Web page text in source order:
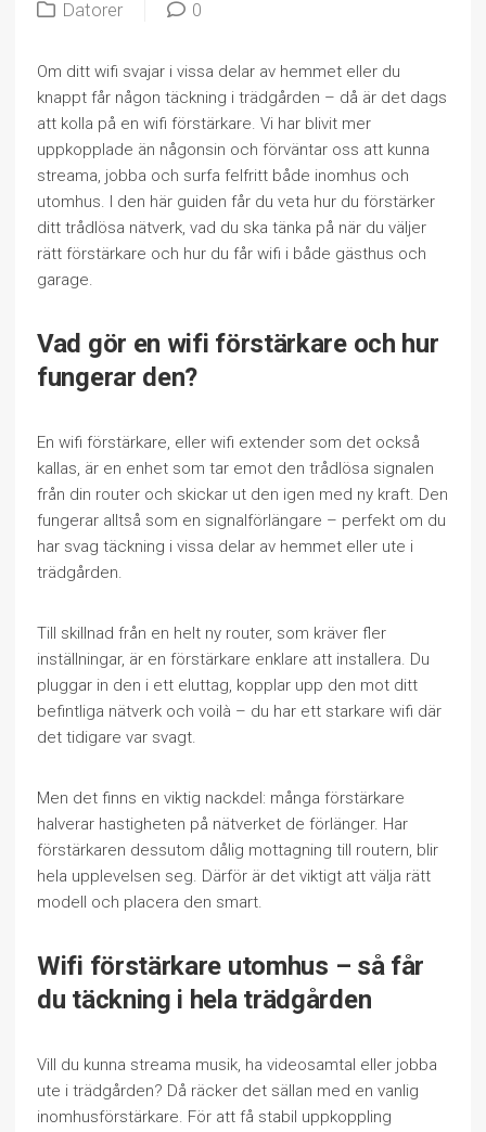
Datorer
0
Om ditt wifi svajar i vissa delar av hemmet eller du
knappt får någon täckning i trädgården – då är det dags
att kolla på en wifi förstärkare. Vi har blivit mer
uppkopplade än någonsin och förväntar oss att kunna
streama, jobba och surfa felfritt både inomhus och
utomhus. I den här guiden får du veta hur du förstärker
ditt trådlösa nätverk, vad du ska tänka på när du väljer
rätt förstärkare och hur du får wifi i både gästhus och
garage.
Vad gör en wifi förstärkare och hur
fungerar den?
En wifi förstärkare, eller wifi extender som det också
kallas, är en enhet som tar emot den trådlösa signalen
från din router och skickar ut den igen med ny kraft. Den
fungerar alltså som en signalförlängare – perfekt om du
har svag täckning i vissa delar av hemmet eller ute i
trädgården.
Till skillnad från en helt ny router, som kräver fler
inställningar, är en förstärkare enklare att installera. Du
pluggar in den i ett eluttag, kopplar upp den mot ditt
befintliga nätverk och voilà – du har ett starkare wifi där
det tidigare var svagt.
Men det finns en viktig nackdel: många förstärkare
halverar hastigheten på nätverket de förlänger. Har
förstärkaren dessutom dålig mottagning till routern, blir
hela upplevelsen seg. Därför är det viktigt att välja rätt
modell och placera den smart.
Wifi förstärkare utomhus – så får
du täckning i hela trädgården
Vill du kunna streama musik, ha videosamtal eller jobba
ute i trädgården? Då räcker det sällan med en vanlig
inomhusförstärkare. För att få stabil uppkoppling